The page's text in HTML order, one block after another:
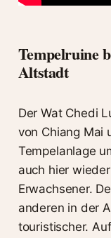
Tempelruine
Altstadt
Der Wat Chedi
von Chiang Mai
Tempelanlage
auch hier
Erwachsener.
anderen in der
touristischer.